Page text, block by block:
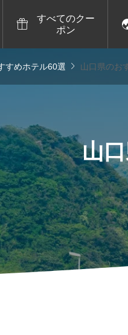

すべてのクー
ポン
すめホテル60選  山口県のお
山